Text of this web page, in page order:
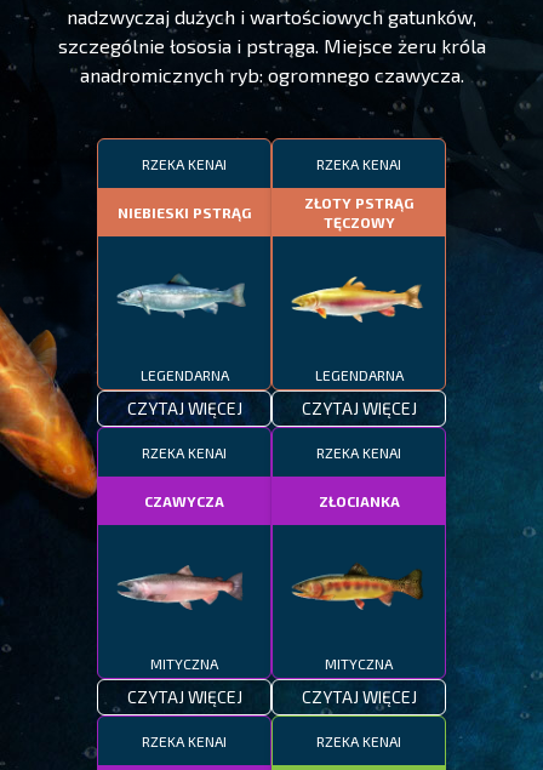
nadzwyczaj dużych i wartościowych gatunków,
szczególnie łososia i pstrąga. Miejsce żeru króla
anadromicznych ryb: ogromnego czawycza.
RZEKA KENAI
NIEBIESKI PSTRĄG
LEGENDARNA
CZYTAJ WIĘCEJ
RZEKA KENAI
ZŁOTY PSTRĄG
TĘCZOWY
LEGENDARNA
CZYTAJ WIĘCEJ
RZEKA KENAI
CZAWYCZA
MITYCZNA
CZYTAJ WIĘCEJ
RZEKA KENAI
ZŁOCIANKA
MITYCZNA
CZYTAJ WIĘCEJ
RZEKA KENAI RZEKA KENAI